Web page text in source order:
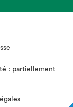
: partiellement